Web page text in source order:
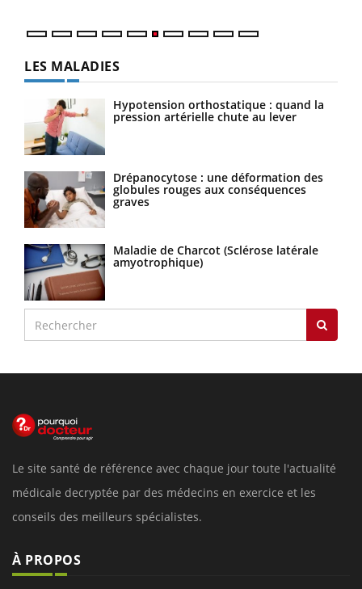
LES MALADIES
Hypotension orthostatique : quand la
pression artérielle chute au lever
Drépanocytose : une déformation des
globules rouges aux conséquences
graves
Maladie de Charcot (Sclérose latérale
amyotrophique)
Le site santé de référence avec chaque jour toute l'actualité
médicale decryptée par des médecins en exercice et les
conseils des meilleurs spécialistes.
À PROPOS